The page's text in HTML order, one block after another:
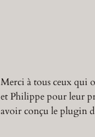
Merci à tous ceux qui
et Philippe pour leur
avoir conçu le plugin